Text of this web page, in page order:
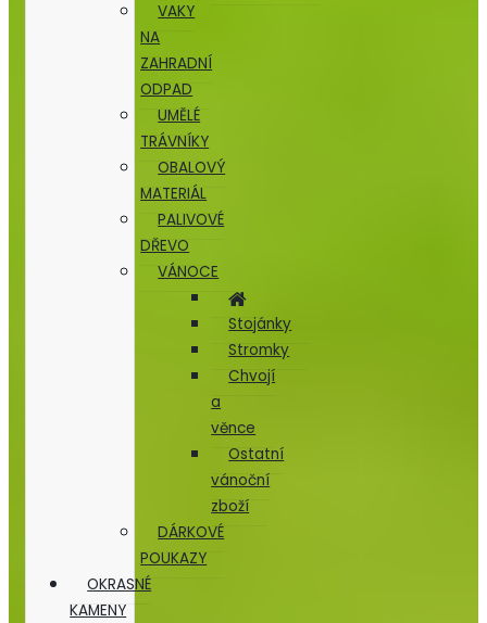
VAKY
NA
ZAHRADNÍ
ODPAD
UMĚLÉ
TRÁVNÍKY
OBALOVÝ
MATERIÁL
PALIVOVÉ
DŘEVO
VÁNOCE
Stojánky
Stromky
Chvojí
a
věnce
Ostatní
vánoční
zboží
DÁRKOVÉ
POUKAZY
OKRASNÉ
KAMENY